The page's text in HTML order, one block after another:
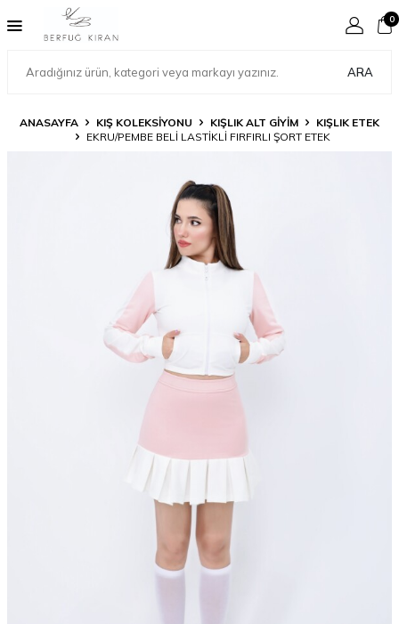
ARA
0
ANASAYFA KIŞ KOLEKSİYONU KIŞLIK ALT GİYİM
KIŞLIK ETEK
EKRU/PEMBE BELİ LASTİKLİ FIRFIRLI ŞORT ETEK